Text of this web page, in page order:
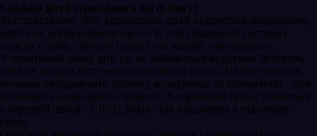
Скільки дітей страждають від булінгу?
За статистикою, 80% українських дітей піддаються цькуванням,
навіть не усвідомлюючи цього. В усіх соціальних системах
завжди є лідер, середня група і так званий «вигнанець».
У початковій школі діти ще не займаються жорстким булінгом,
але вже можуть бути непривітними до інших. Щойно вчитель
починає вибудовувати систему конкуренції та пріоритетів - діти
починають один одного травити. А справжній булінг почнеться
у середній школі - з 10-11 років - вік входження у підліткову
кризу.